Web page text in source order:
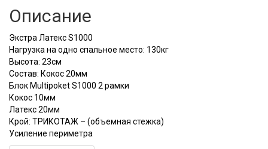
Описание
Экстра Латекс S1000
Нагрузка на одно спальное место: 130кг
Высота: 23см
Состав: Кокос 20мм
Блок Multipoket S1000 2 рамки
Кокос 10мм
Латекс 20мм
Крой: ТРИКОТАЖ – (объемная стежка)
Усиление периметра